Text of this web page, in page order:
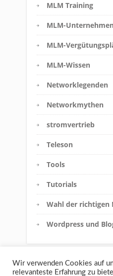
MLM Training
MLM-Unternehmen
MLM-
MLM-Wissen
Networklegenden
Networkmythen
stromvertrieb
Teleson
Tools
Tutorials
Wahl der richtigen
Wordpress und
Wir verwenden Cookies auf
relevanteste Erfahrung zu